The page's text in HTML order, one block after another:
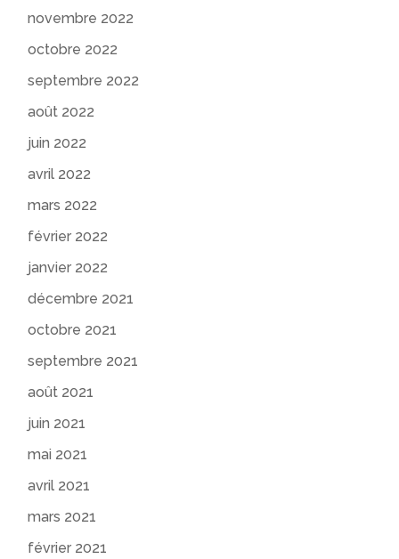
novembre 2022
octobre 2022
septembre 2022
août 2022
juin 2022
avril 2022
mars 2022
février 2022
janvier 2022
décembre 2021
octobre 2021
septembre 2021
août 2021
juin 2021
mai 2021
avril 2021
mars 2021
février 2021